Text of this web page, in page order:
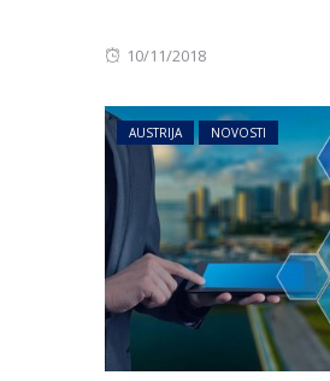
Posted
10/11/2018
AUSTRIJA NOVOSTI